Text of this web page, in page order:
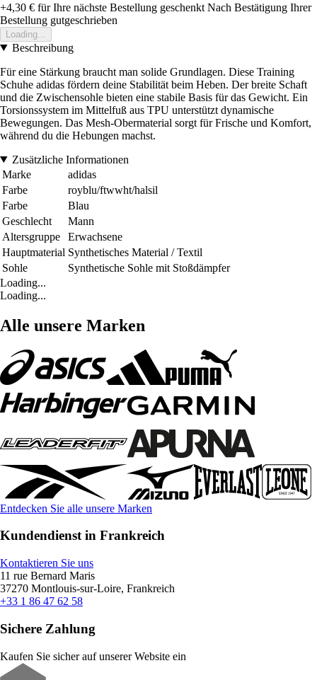
+4,30 € für Ihre nächste Bestellung geschenkt Nach Bestätigung Ihrer
Bestellung gutgeschrieben
Loading...
Beschreibung
Für eine Stärkung braucht man solide Grundlagen. Diese Training
Schuhe adidas fördern deine Stabilität beim Heben. Der breite Schaft
und die Zwischensohle bieten eine stabile Basis für das Gewicht. Ein
Torsionssystem im Mittelfuß aus TPU unterstützt dynamische
Bewegungen. Das Mesh-Obermaterial sorgt für Frische und Komfort,
während du die Hebungen machst.
Zusätzliche Informationen
Marke
adidas
Farbe
royblu/ftwwht/halsil
Farbe
Blau
Geschlecht
Mann
Altersgruppe
Erwachsene
Hauptmaterial Synthetisches Material / Textil
Sohle
Synthetische Sohle mit Stoßdämpfer
Loading...
Loading...
Alle unsere Marken
Entdecken Sie alle unsere Marken
Kundendienst in Frankreich
Kontaktieren Sie uns
11 rue Bernard Maris
37270 Montlouis-sur-Loire, Frankreich
+33 1 86 47 62 58
Sichere Zahlung
Kaufen Sie sicher auf unserer Website ein